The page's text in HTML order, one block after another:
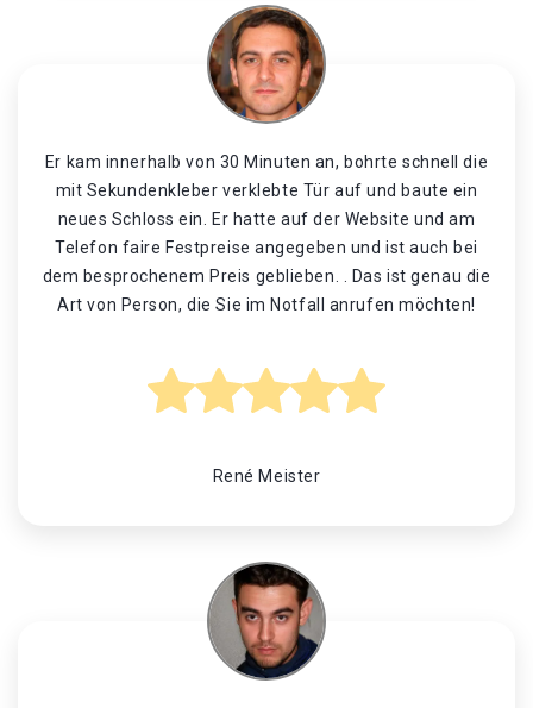
Er kam innerhalb von 30 Minuten an, bohrte schnell die
mit Sekundenkleber verklebte Tür auf und baute ein
neues Schloss ein. Er hatte auf der Website und am
Telefon faire Festpreise angegeben und ist auch bei
dem besprochenem Preis geblieben. . Das ist genau die
Art von Person, die Sie im Notfall anrufen möchten!
René Meister